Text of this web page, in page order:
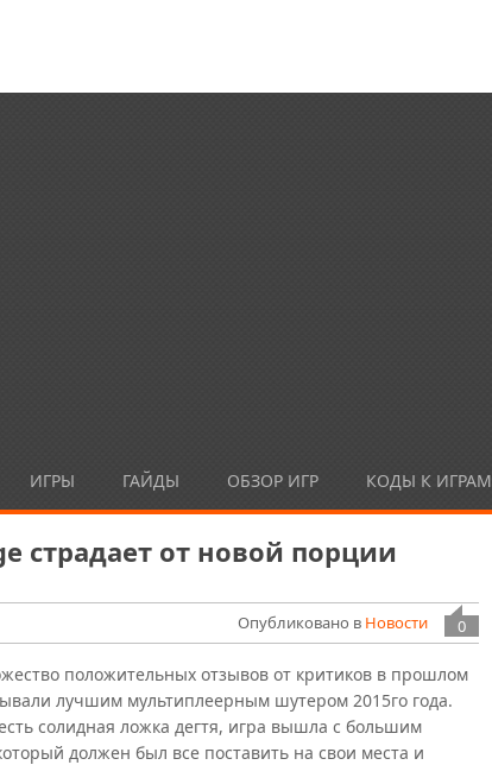
ИГРЫ ГАЙДЫ ОБЗОР ИГР КОДЫ К ИГРАМ
страдает от новой порции
0
Опубликовано в Новости
положительных отзывов от критиков в прошлом
лучшим мультиплеерным шутером 2015го года.
солидная ложка дегтя, игра вышла с большим
должен был все поставить на свои места и